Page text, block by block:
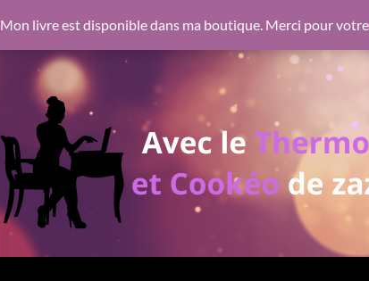
Mon livre est disponible dans ma boutique. Merci pour